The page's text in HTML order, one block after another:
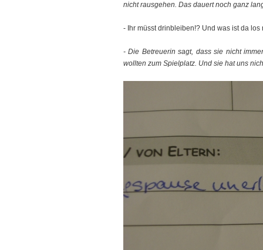
nicht rausgehen. Das dauert noch ganz
- Ihr müsst drinbleiben!? Und was ist da
- Die Betreuerin sagt, dass sie nicht
wollten zum Spielplatz. Und sie hat uns